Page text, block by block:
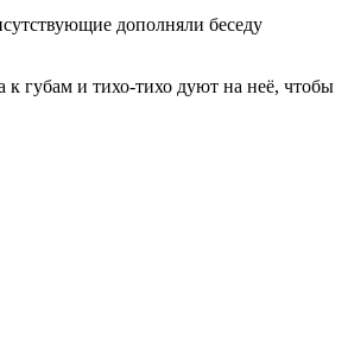
дополняли беседу
губам и тихо-тихо дуют на неё, чтобы